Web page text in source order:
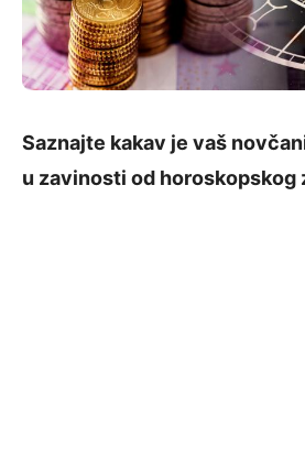
Saznajte kakav je vaš
u zavinosti od horoskopskog